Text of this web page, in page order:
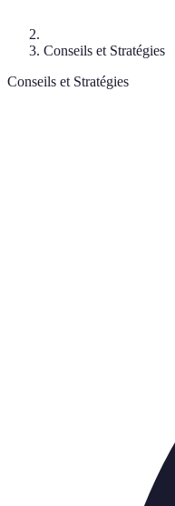
Conseils et Stratégies
Conseils et Stratégies